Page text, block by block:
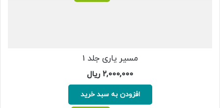
مسیر یاری جلد 1
2,000,000 ریال
افزودن به سبد خرید